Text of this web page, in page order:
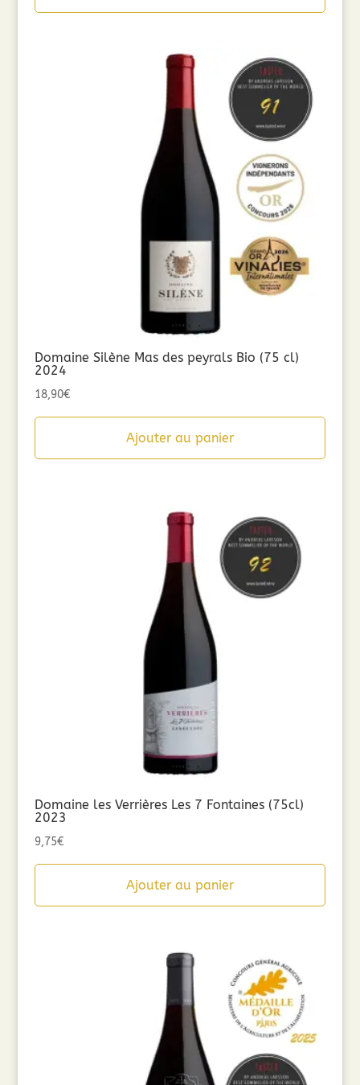
Domaine Silène Mas des peyrals Bio (75 cl)
2024
18,90€
Ajouter au panier
Domaine les Verrières Les 7 Fontaines (75cl)
2023
9,75€
Ajouter au panier